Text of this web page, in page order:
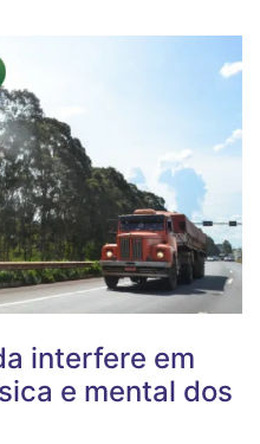
interfere em
e mental dos